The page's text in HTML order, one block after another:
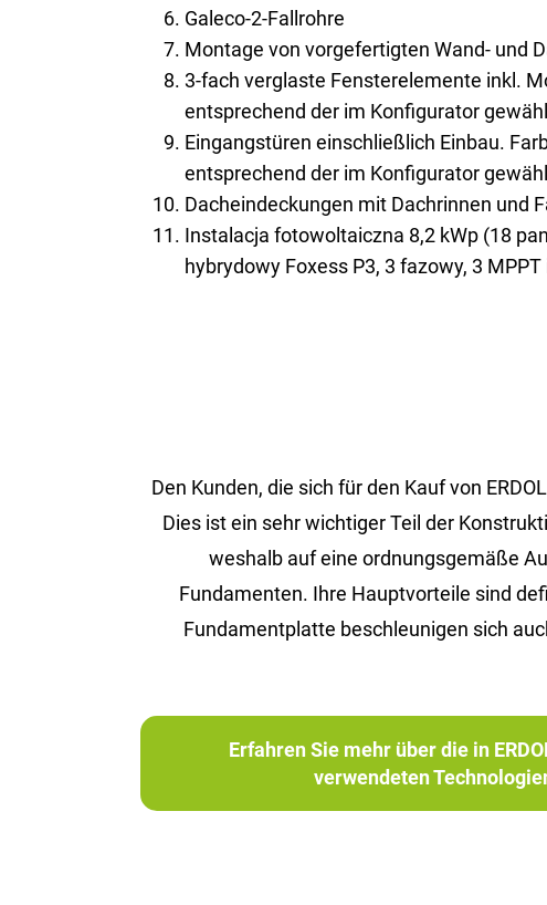
Galeco-2-Fallrohre
Montage von vorgefertigten Wand- und
3-fach verglaste Fensterelemente inkl.
entsprechend der im Konfigurator
Eingangstüren einschließlich Einbau.
entsprechend der im Konfigurator
Dacheindeckungen mit Dachrinnen und
Instalacja fotowoltaiczna 8,2 kWp (18
hybrydowy Foxess P3, 3 fazowy, 3
Den Kunden, die sich für den Kauf von
Dies ist ein sehr wichtiger Teil der
weshalb auf eine ordnungsgemäße
Fundamenten. Ihre Hauptvorteile sind
Fundamentplatte beschleunigen sich
Erfahren Sie mehr über die in
verwendeten